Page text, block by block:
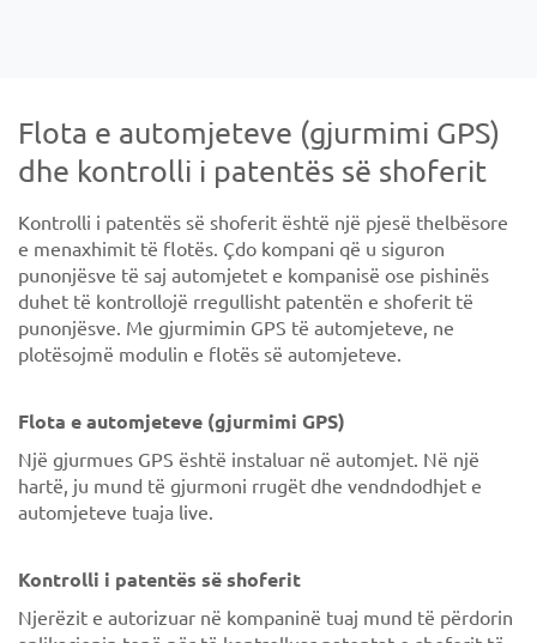
Flota e automjeteve (gjurmimi GPS)
dhe kontrolli i patentës së shoferit
Kontrolli i patentës së shoferit është një pjesë thelbësore
e menaxhimit të flotës. Çdo kompani që u siguron
punonjësve të saj automjetet e kompanisë ose pishinës
duhet të kontrollojë rregullisht patentën e shoferit të
punonjësve. Me gjurmimin GPS të automjeteve, ne
plotësojmë modulin e flotës së automjeteve.
Flota e automjeteve (gjurmimi GPS)
Një gjurmues GPS është instaluar në automjet. Në një
hartë, ju mund të gjurmoni rrugët dhe vendndodhjet e
automjeteve tuaja live.
Kontrolli i patentës së shoferit
Njerëzit e autorizuar në kompaninë tuaj mund të përdorin